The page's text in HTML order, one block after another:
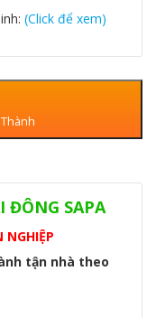
(Click để xem)
Trần Gree
ĐÔNG SAPA
NGHIỆP
tận nhà theo